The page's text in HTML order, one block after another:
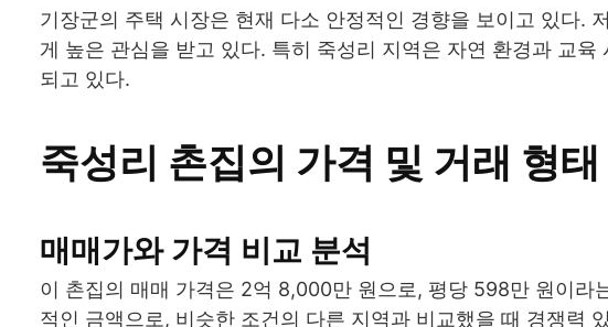
기장군의 주택 시장은 현재 다소 안정적인 경향을 보이고 있다.
게 높은 관심을 받고 있다. 특히 죽성리 지역은 자연 환경과 교
되고 있다.
죽성리 촌집의 가격 및 거래 형태
매매가와 가격 비교 분석
이 촌집의 매매 가격은 2억 8,000만 원으로, 평당 598만 원이라
적인 금액으로, 비슷한 조건의 다른 지역과 비교했을 때 경쟁력